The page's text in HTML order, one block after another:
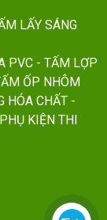
LẤY SÁNG
PVC - TẤM LỢP
ỐP NHÔM
HÓA CHẤT -
KIỆN THI